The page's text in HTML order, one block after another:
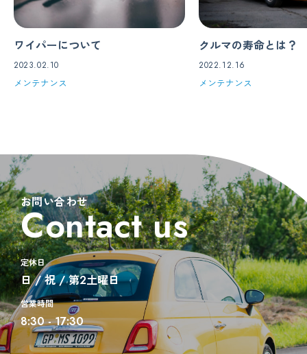
ワイパーについて
2023.02.10
メンテナンス
クルマの寿命とは？
2022.12.16
メンテナンス
お問い合わせ
Contact us
定休日
日 / 祝 / 第2土曜日
営業時間
8:30 - 17:30